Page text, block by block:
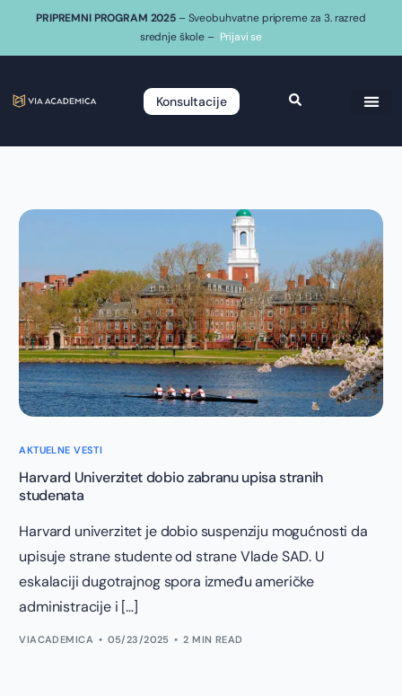
PRIPREMNI PROGRAM 2025 – Sveobuhvatne pripreme za 3. razred
srednje škole – Prijavi se
Konsultacije
AKTUELNE VESTI
Harvard Univerzitet dobio zabranu upisa stranih
studenata
Harvard univerzitet je dobio suspenziju mogućnosti da
upisuje strane studente od strane Vlade SAD. U
eskalaciji dugotrajnog spora između američke
administracije i […]
VIACADEMICA 05/23/2025 2 MIN READ